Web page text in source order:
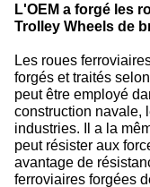
L'OEM a forgé les
Trolley Wheels de
Les roues
forgés et traités
peut être employé
construction navale,
industries. Il a la
peut résister aux
avantage de
ferroviaires forgées